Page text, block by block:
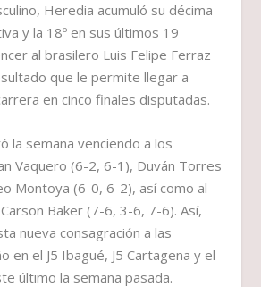
Heredia acumuló su décima
y la 18º en sus últimos 19
al brasilero Luis Felipe Ferraz
que le permite llegar a
en cinco finales disputadas.
la semana venciendo a los
Vaquero (6-2, 6-1), Duván Torres
Montoya (6-0, 6-2), así como al
Baker (7-6, 3-6, 7-6). Así,
nueva consagración a las
en el J5 Ibagué, J5 Cartagena y el
último la semana pasada.